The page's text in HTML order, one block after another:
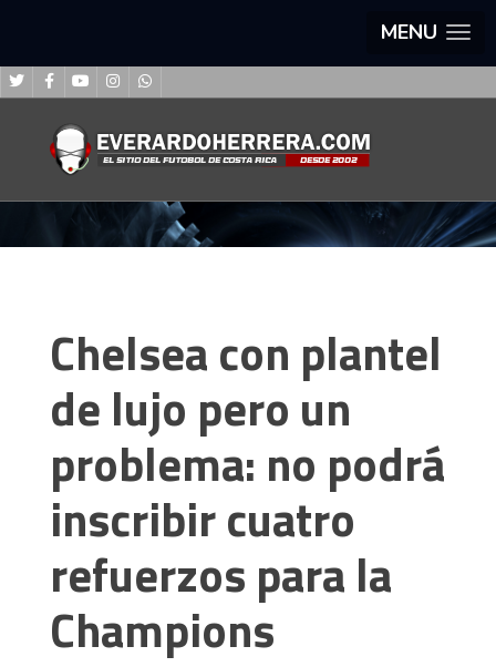
MENU
Chelsea con plantel
de lujo pero un
problema: no podrá
inscribir cuatro
refuerzos para la
Champions